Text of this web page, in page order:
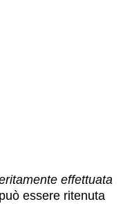
effettuata
essere ritenuta